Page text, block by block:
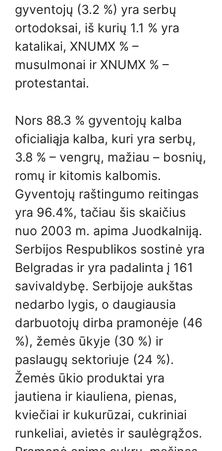
gyventojų (3.2 %) yra serbų
ortodoksai, iš kurių 1.1 % yra
katalikai, XNUMX % –
musulmonai ir XNUMX % –
protestantai.
Nors 88.3 % gyventojų kalba
oficialiąja kalba, kuri yra serbų,
3.8 % – vengrų, mažiau – bosnių,
romų ir kitomis kalbomis.
Gyventojų raštingumo reitingas
yra 96.4%, tačiau šis skaičius
nuo 2003 m. apima Juodkalniją.
Serbijos Respublikos sostinė yra
Belgradas ir yra padalinta į 161
savivaldybę. Serbijoje aukštas
nedarbo lygis, o daugiausia
darbuotojų dirba pramonėje (46
%), žemės ūkyje (30 %) ir
paslaugų sektoriuje (24 %).
Žemės ūkio produktai yra
jautiena ir kiauliena, pienas,
kviečiai ir kukurūzai, cukriniai
runkeliai, avietės ir saulėgrąžos.